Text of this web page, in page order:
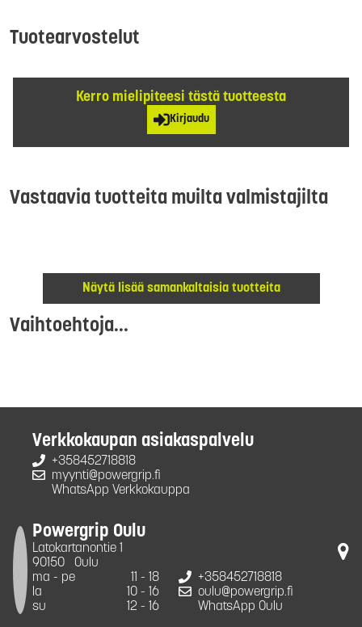
Tuotearvostelut
Kerro mielipiteesi tästä tuotteesta
Kirjaudu
Vastaavia tuotteita muilta valmistajilta
Näytä lisää samankaltaisia tuotteita
Vaihtoehtoja...
Verkkokaupan asiakaspalvelu
+358452718818
myynti@powergrip.fi
WhatsApp Verkkokauppa
Powergrip Oulu
Latokartanontie 1
90150
Oulu
ma - pe
11 - 18
la
10 - 16
su
12 - 16
+358452718818
oulu@powergrip.fi
WhatsApp Oulu